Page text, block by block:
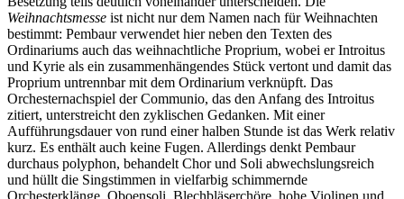
Weihnachtsmesse ist nicht nur dem Namen nach für Weihnachten
bestimmt: Pembaur verwendet hier neben den Texten des
Ordinariums auch das weihnachtliche Proprium, wobei er Introitus
und Kyrie als ein zusammenhängendes Stück vertont und damit das
Proprium untrennbar mit dem Ordinarium verknüpft. Das
Orchesternachspiel der Communio, das den Anfang des Introitus
zitiert, unterstreicht den zyklischen Gedanken. Mit einer
Aufführungsdauer von rund einer halben Stunde ist das Werk relativ
kurz. Es enthält auch keine Fugen. Allerdings denkt Pembaur
durchaus polyphon, behandelt Chor und Soli abwechslungsreich
und hüllt die Singstimmen in vielfarbig schimmernde
Orchesterklänge. Oboensoli, Blechbläserchöre, hohe Violinen und